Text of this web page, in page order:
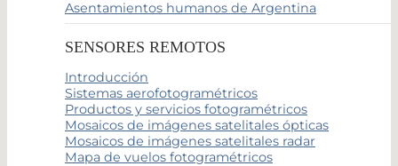
Asentamientos humanos de Argentina
SENSORES REMOTOS
Introducción
Sistemas aerofotogramétricos
Productos y servicios fotogramétricos
Mosaicos de imágenes satelitales ópticas
Mosaicos de imágenes satelitales radar
Mapa de vuelos fotogramétricos